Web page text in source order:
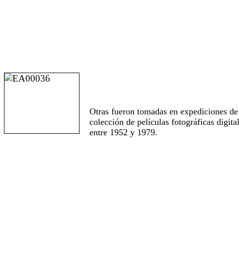
Otras fueron tomadas en expediciones
colección de películas fotográficas
entre 1952 y 1979.